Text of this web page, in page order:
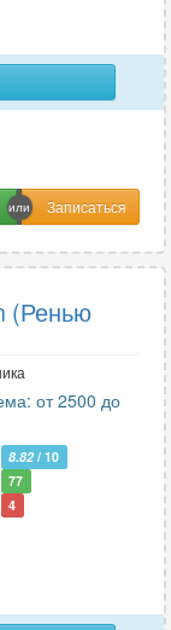
(Ренью
от 2500 до
8.82 / 10
77
4